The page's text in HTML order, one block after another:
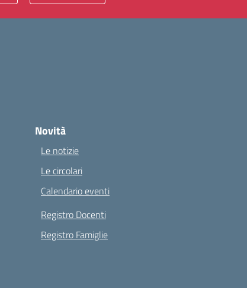
Novità
Le notizie
Le circolari
Calendario eventi
Registro Docenti
Registro Famiglie